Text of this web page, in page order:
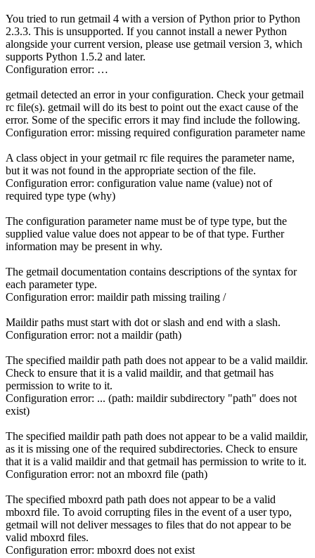
You tried to run getmail 4 with a version of Python prior to Python
2.3.3. This is unsupported. If you cannot install a newer Python
alongside your current version, please use getmail version 3, which
supports Python 1.5.2 and later.
Configuration error: …
getmail detected an error in your configuration. Check your getmail
rc file(s). getmail will do its best to point out the exact cause of the
error. Some of the specific errors it may find include the following.
Configuration error: missing required configuration parameter name
A class object in your getmail rc file requires the parameter name,
but it was not found in the appropriate section of the file.
Configuration error: configuration value name (value) not of
required type type (why)
The configuration parameter name must be of type type, but the
supplied value value does not appear to be of that type. Further
information may be present in why.
The getmail documentation contains descriptions of the syntax for
each parameter type.
Configuration error: maildir path missing trailing /
Maildir paths must start with dot or slash and end with a slash.
Configuration error: not a maildir (path)
The specified maildir path path does not appear to be a valid maildir.
Check to ensure that it is a valid maildir, and that getmail has
permission to write to it.
Configuration error: ... (path: maildir subdirectory "path" does not
exist)
The specified maildir path path does not appear to be a valid maildir,
as it is missing one of the required subdirectories. Check to ensure
that it is a valid maildir and that getmail has permission to write to it.
Configuration error: not an mboxrd file (path)
The specified mboxrd path path does not appear to be a valid
mboxrd file. To avoid corrupting files in the event of a user typo,
getmail will not deliver messages to files that do not appear to be
valid mboxrd files.
Configuration error: mboxrd does not exist